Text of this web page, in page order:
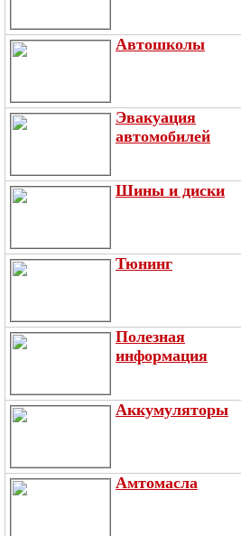
Автошколы
Эвакуация
автомобилей
Шины и диски
Тюнинг
Полезная
информация
Аккумуляторы
Амтомасла